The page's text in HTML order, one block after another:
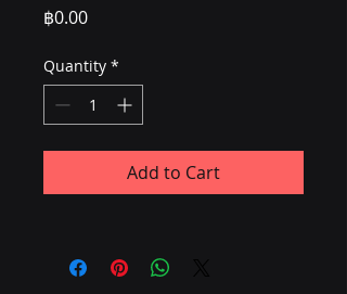
฿0.00Price
Quantity *
Add to Cart